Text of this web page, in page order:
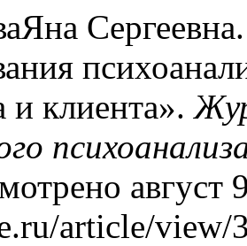
и клиента».
article/view/